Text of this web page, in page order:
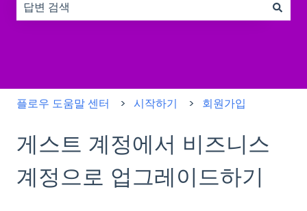
플로우 도움말 센터 시작하기 회원가입
게스트 계정에서 비즈니스
계정으로 업그레이드하기